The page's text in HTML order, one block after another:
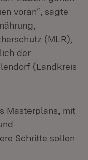
voran“, sagte
(MLR),
der
(Landkreis
Masterplans, mit
Schritte sollen